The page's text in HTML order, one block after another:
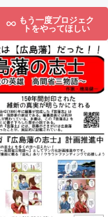
もう一度プロジェク
トをやってほしい